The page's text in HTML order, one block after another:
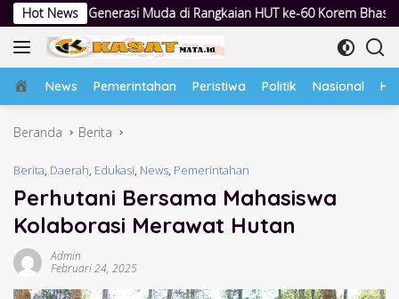
Langsung
ke
konten
Hot News
di Rangkaian HUT ke-60 Korem Bhaskara Jaya Lewat
Home
News Pemerintahan Peristiwa Politik Nasional
Beranda Berita
Berita, Daerah, Edukasi, News, Pemerintahan
Perhutani Bersama Mahasiswa
Kolaborasi Merawat Hutan
Admin
Februari 24, 2025